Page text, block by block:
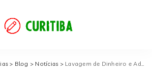
> Blog > Notícias > Lavagem de Dinheiro e Adulteração em 46 Postos do Paraná